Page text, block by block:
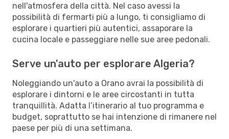
nell'atmosfera della città. Nel caso avessi la
possibilità di fermarti più a lungo, ti consigliamo di
esplorare i quartieri più autentici, assaporare la
cucina locale e passeggiare nelle sue aree pedonali.
Serve un'auto per esplorare Algeria?
Noleggiando un'auto a Orano avrai la possibilità di
esplorare i dintorni e le aree circostanti in tutta
tranquillità. Adatta l’itinerario al tuo programma e
budget, soprattutto se hai intenzione di rimanere nel
paese per più di una settimana.